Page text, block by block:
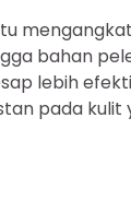
bahan
lebih
pada kulit